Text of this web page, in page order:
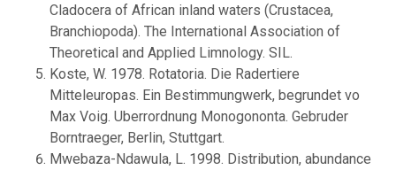
Cladocera of African inland waters (Crustacea,
Branchiopoda). The International Association of
Theoretical and Applied Limnology. SIL.
Koste, W. 1978. Rotatoria. Die Radertiere
Mitteleuropas. Ein Bestimmungwerk, begrundet vo
Max Voig. Uberrordnung Monogononta. Gebruder
Borntraeger, Berlin, Stuttgart.
Mwebaza-Ndawula, L. 1998. Distribution, abundance